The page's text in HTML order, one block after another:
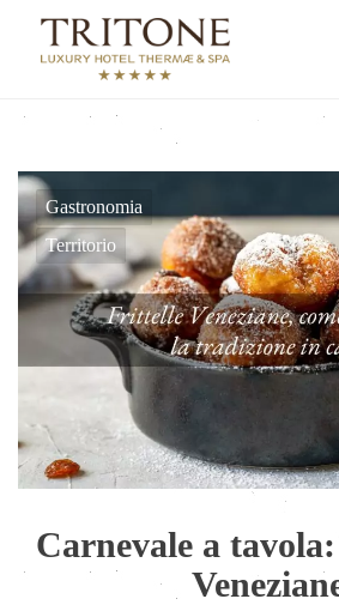
Gastronomia
Territorio
Carnevale a